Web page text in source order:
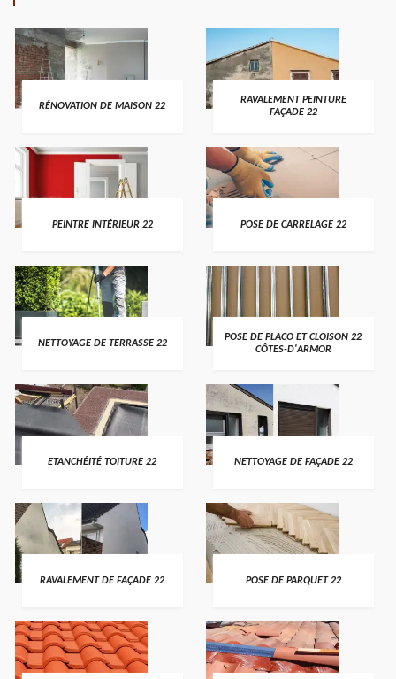
RÉNOVATION DE MAISON 22
RAVALEMENT PEINTURE
FAÇADE 22
PEINTRE INTÉRIEUR 22 POSE DE CARRELAGE 22
NETTOYAGE DE TERRASSE 22
POSE DE PLACO ET CLOISON 22
CÔTES-D'ARMOR
ETANCHÉITÉ TOITURE 22 NETTOYAGE DE FAÇADE 22
RAVALEMENT DE FAÇADE 22 POSE DE PARQUET 22